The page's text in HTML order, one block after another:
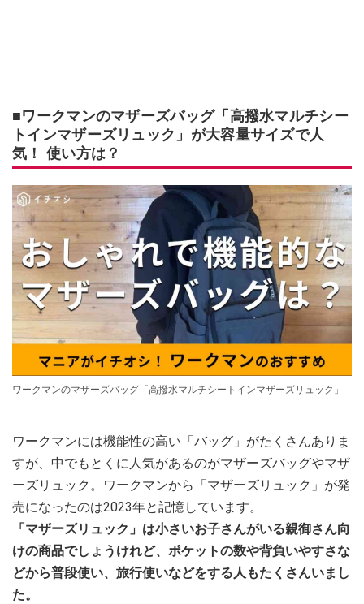
■ワークマンのマザーズバッグ「高撥水マルチシー
トインマザーズリュック」が大容量サイズで人
気！ 使い方は？
ワークマンのマザーズバッグ「高撥水マルチシートインマザーズリュック」
ワークマンには機能性の高い「バッグ」がたくさんありま
すが、中でもとくに人気があるのがマザーズバッグやマザ
ーズリュック。ワークマンから「マザーズリュック」が発
売になったのは2023年と記憶しています。
「マザーズリュック」は小さいお子さんがいる親御さん向
けの商品でしょうけれど、ポケットの数や背負いやすさな
どから普段使い、旅行使いなどをする人もたくさんいまし
た。